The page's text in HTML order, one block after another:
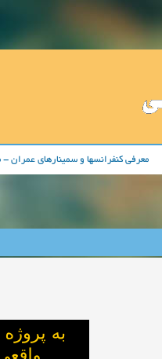
معرفی کنفرانسها و سمینارهای عمران